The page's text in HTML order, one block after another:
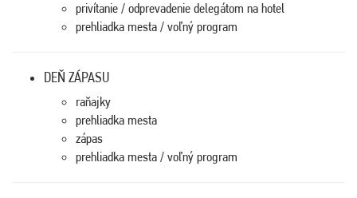
privítanie / odprevadenie delegátom na hotel
prehliadka mesta / voľný program
DEŇ ZÁPASU
raňajky
prehliadka mesta
zápas
prehliadka mesta / voľný program